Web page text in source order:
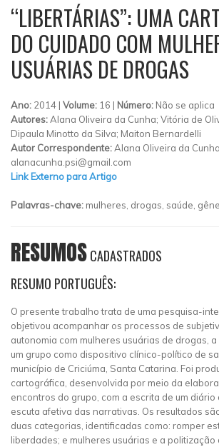
“LIBERTÁRIAS”: UMA
DO CUIDADO COM
USUÁRIAS DE DROGAS
Ano: 2014 | Volume: 16 | Número: Não se aplica
Autores:Alana Oliveira da Cunha; Vitória de
Dipaula Minotto da Silva; Maiton Bernardelli
Autor Correspondente:Alana Oliveira da
alanacunha.psi@gmail.com
Link Externo para Artigo
Palavras-chave:mulheres, drogas, saúde,
RESUMOSCADASTRADOS
RESUMO PORTUGUÊS:
O presente trabalho trata de uma pesquisa-
objetivou acompanhar os processos de
autonomia com mulheres usuárias de drogas,
um grupo como dispositivo clínico-político de
município de Criciúma, Santa Catarina. Foi
cartográfica, desenvolvida por meio da
encontros do grupo, com a escrita de um diário
escuta afetiva das narrativas. Os resultados
duas categorias, identificadas como: romper
liberdades; e mulheres usuárias e a politização